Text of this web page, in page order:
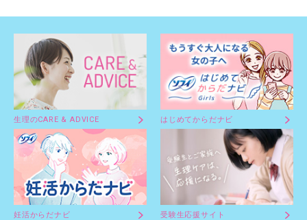
生理のCARE & ADVICE はじめてからだナビ
妊活からだナビ 受験生応援サイト